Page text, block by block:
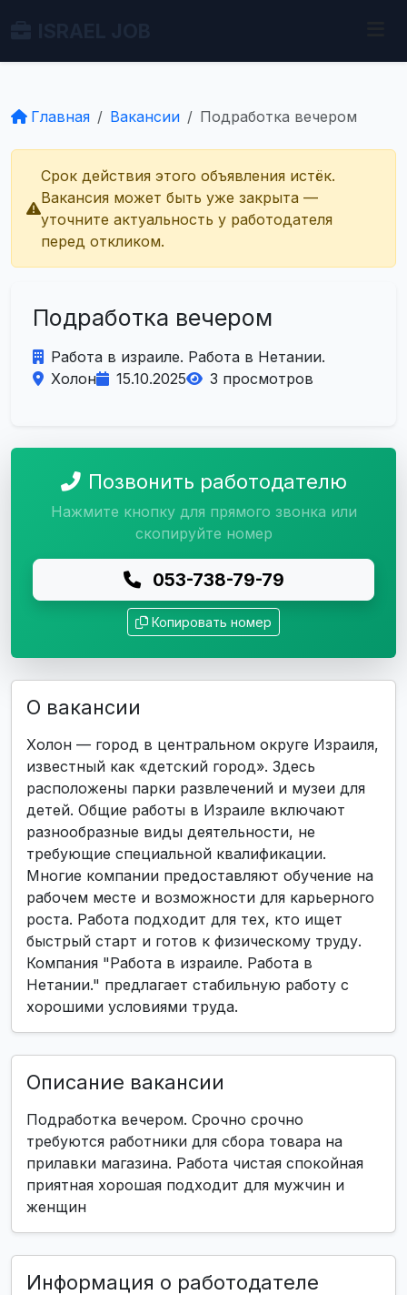
Главная Вакансии Подработка вечером
Срок действия этого объявления истёк.
Вакансия может быть уже закрыта —
уточните актуальность у работодателя
перед откликом.
Подработка вечером
Работа в израиле. Работа в Нетании.
Холон
15.10.2025 3 просмотров
Позвонить работодателю
Нажмите кнопку для прямого звонка или
скопируйте номер
053-738-79-79
Копировать номер
О вакансии
Холон — город в центральном округе Израиля,
известный как «детский город». Здесь
расположены парки развлечений и музеи для
детей. Общие работы в Израиле включают
разнообразные виды деятельности, не
требующие специальной квалификации.
Многие компании предоставляют обучение на
рабочем месте и возможности для карьерного
роста. Работа подходит для тех, кто ищет
быстрый старт и готов к физическому труду.
Компания "Работа в израиле. Работа в
Нетании." предлагает стабильную работу с
хорошими условиями труда.
Описание вакансии
Подработка вечером. Срочно срочно
требуются работники для сбора товара на
прилавки магазина. Работа чистая спокойная
приятная хорошая подходит для мужчин и
женщин
Информация о работодателе